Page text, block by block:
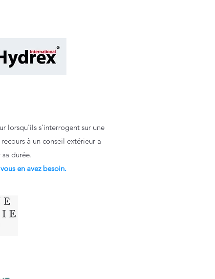
lorsqu'ils s'interrogent sur une
à un conseil extérieur a
durée.
en avez besoin.